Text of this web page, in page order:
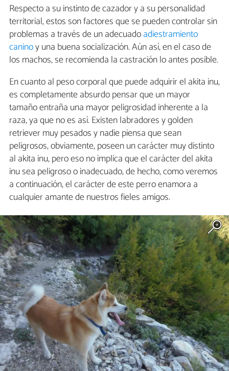
Respecto a su instinto de cazador y a su personalidad
territorial, estos son factores que se pueden controlar sin
problemas a través de un adecuadoadiestramiento
caninoy una buena socialización. Aún así, en el caso de
los machos, se recomienda la castración lo antes posible.
En cuanto al peso corporal que puede adquirir el akita inu,
es completamente absurdo pensar que un mayor
tamaño entraña una mayor peligrosidad inherente a la
raza, ya que no es así. Existen labradores y golden
retriever muy pesados y nadie piensa que sean
peligrosos, obviamente, poseen un carácter muy distinto
al akita inu, pero eso no implica que el carácter del akita
inu sea peligroso o inadecuado, de hecho, como veremos
a continuación, el carácter de este perro enamora a
cualquier amante de nuestros fieles amigos.